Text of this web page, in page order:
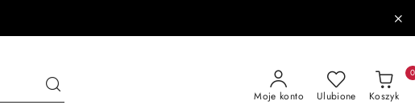
Moje konto Ulubione Koszyk
0